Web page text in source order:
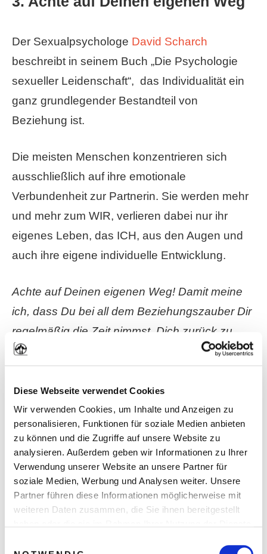
Diese Webseite verwendet Cookies
Wir verwenden Cookies, um Inhalte und Anzeigen zu
personalisieren, Funktionen für soziale Medien anbieten
zu können und die Zugriffe auf unsere Website zu
analysieren. Außerdem geben wir Informationen zu Ihrer
Verwendung unserer Website an unsere Partner für
soziale Medien, Werbung und Analysen weiter. Unsere
Partner führen diese Informationen möglicherweise mit
weiteren Daten zusammen, die Sie ihnen bereitgestellt
Der Sexualpsychologe David Scharch
beschreibt in seinem Buch „Die Psychologie
sexueller Leidenschaft“, das Individualität ein
ganz grundlegender Bestandteil von
Beziehung ist.
Die meisten Menschen konzentrieren sich
ausschließlich auf ihre emotionale
Verbundenheit zur Partnerin. Sie werden mehr
und mehr zum WIR, verlieren dabei nur ihr
eigenes Leben, das ICH, aus den Augen und
auch ihre eigene individuelle Entwicklung.
Achte auf Deinen eigenen Weg! Damit meine
ich, dass Du bei all dem Beziehungszauber Dir
regelmäßig die Zeit nimmst, Dich zurück zu
ziehen und zu Dir finden sollst.
Prüfe für Dich, wo Du gerade im Leben stehst,
welche nächsten Schritte in Deinem Leben jetzt
anstehen undwohin Deine Entwicklung
grundlegend hingeht
In unseren kostenfreien Männlichkeits-Mail
erfährst Du jede Menge Übungen und